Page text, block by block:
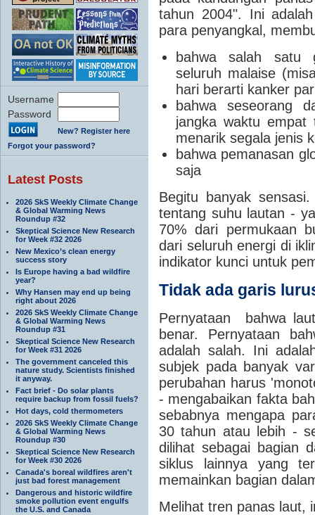
Username
Password
New? Register here
Forgot your password?
Latest Posts
2026 SkS Weekly Climate Change
& Global Warming News
Roundup #32
Skeptical Science New Research
for Week #32 2026
New Mexico’s clean energy
success story
Is Europe having a bad wildfire
year?
Why Hansen may end up being
right about 2026
2026 SkS Weekly Climate Change
& Global Warming News
Roundup #31
Skeptical Science New Research
for Week #31 2026
The government canceled this
nature study. Scientists finished
it anyway.
Fact brief - Do solar plants
require backup from fossil fuels?
Hot days, cold thermometers
2026 SkS Weekly Climate Change
& Global Warming News
Roundup #30
Skeptical Science New Research
for Week #30 2026
Canada's boreal wildfires aren't
just bad forest management
Dangerous and historic wildfire
smoke pollution event engulfs
the U.S. and Canada
tahun 2004".
Ini
para penyangkal,
bahwa salah satu
seluruh malaise
hari berarti kanker
bahwa seseorang
jangka waktu
menarik segala jenis
bahwa pemanasan
saja
Begitu banyak sensasi.
tentang suhu lautan -
70% dari permukaan
dari seluruh energi di
indikator kunci untuk
Tidak ada garis
Pernyataan bahwa
benar. Pernyataan
adalah salah.
Ini
subjek pada banyak
perubahan harus
- mengabaikan fakta
sebabnya mengapa
30 tahun atau lebih -
dilihat sebagai bagian
siklus lainnya yang
memainkan bagian
Melihat tren panas laut,